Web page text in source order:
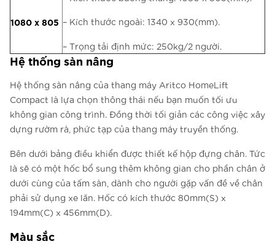
1080 x 805 – Kích thước ngoài: 1340 x 930(mm).
– Trọng tải định mức: 250kg/2 người.
Hệ thống sàn nâng
Hệ thống sàn nâng của thang máy Aritco HomeLift
Compact là lựa chọn thông thái nếu bạn muốn tối ưu
không gian công trình. Đồng thời tối giản các công việc xây
dựng rườm rà, phức tạp của thang máy truyền thống.
Bên dưới bảng điều khiển được thiết kế hộp đựng chân. Tức
là sẽ có một hốc bổ sung thêm không gian cho phần chân ở
dưới cùng của tấm sàn, dành cho người gặp vấn đề về chân
phải sử dụng xe lăn. Hốc có kích thước 80mm(S) x
194mm(C) x 456mm(D).
Màu sắc